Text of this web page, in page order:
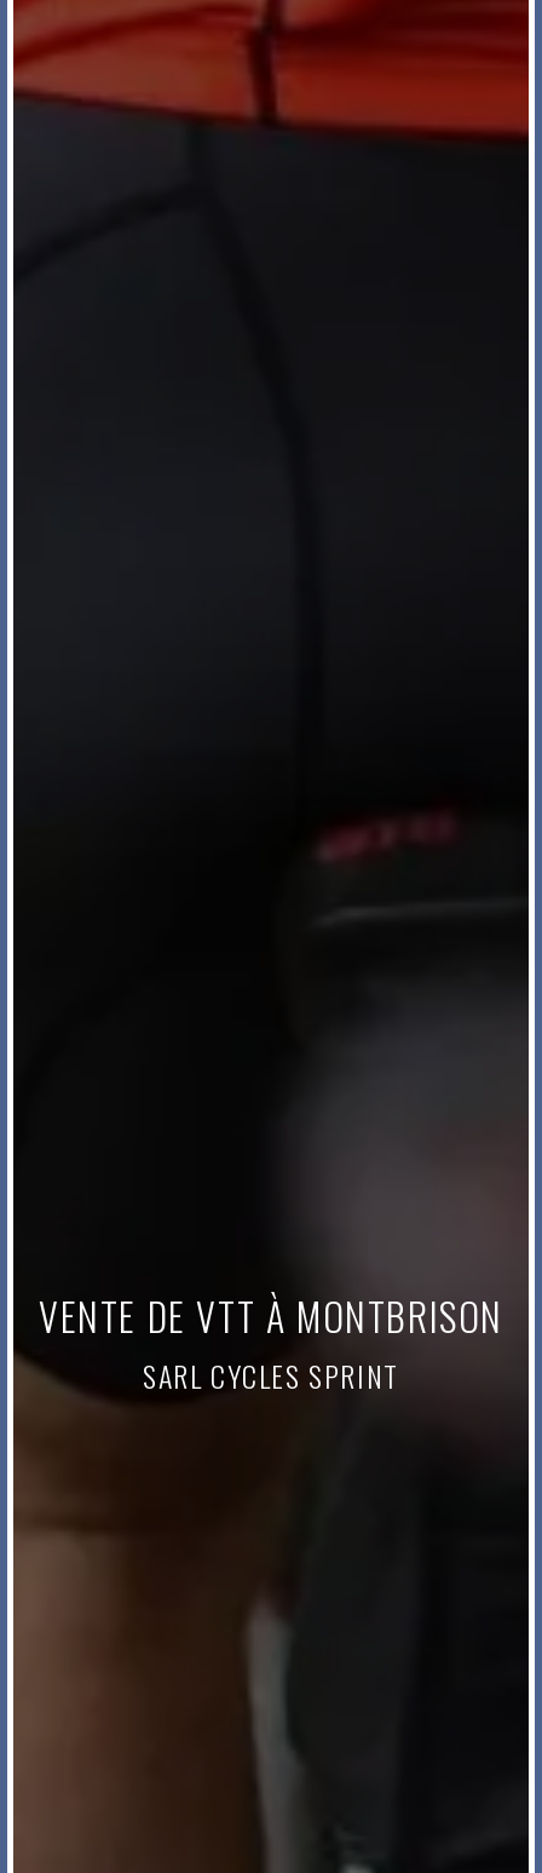
VENTE DE VTT À MONTBRISON
SARL CYCLES SPRINT